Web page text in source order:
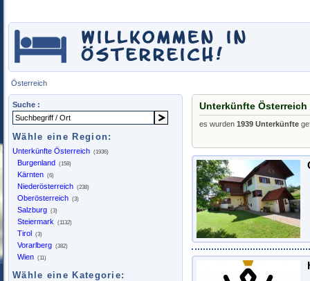
Österreich
Suche :
Wähle eine Region:
Unterkünfte Österreich (1936)
Burgenland (158)
Kärnten (6)
Niederösterreich (238)
Oberösterreich (3)
Salzburg (3)
Steiermark (1132)
Tirol (3)
Vorarlberg (382)
Wien (11)
Wähle eine Kategorie:
Unterkünfte Österreich
es wurden 1939 Unterkünfte